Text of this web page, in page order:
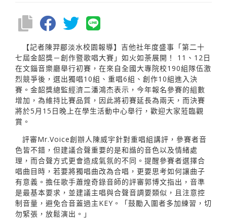
【記者陳羿郿淡水校園報導】吉他社年度盛事「第二十
七屆金韶獎－創作暨歌唱大賽」如火如荼展開！ 11、12日
在文錙音樂廳舉行初賽，在來自全國大專院校190組隊伍激
烈競爭後，選出獨唱10組、重唱6組、創作10組進入決
賽。金韶獎總監經濟二潘鴻杰表示，今年報名參賽的組數
增加，為維持比賽品質，因此將初賽延長為兩天，而決賽
將於5月15日晚上在學生活動中心舉行，歡迎大家蒞臨觀
賞。
評審Mr.Voice創辦人陳威宇針對重唱組講評，參賽者音
色皆不錯，但建議合聲重要的是和諧的音色以及情緒處
理，而合聲方式更會造成氣氛的不同。提醒參賽者選擇合
唱曲目時，若要將獨唱曲改為合唱，更要思考如何讓曲子
有意義。擔任歌手蕭煌奇錄音師的評審郭博文指出，音準
是最基本要求，並建議主唱與合聲音調要類似，且注意控
制音量，避免合音蓋過主KEY。「鼓勵入圍者多加練習，切
勿緊張，放鬆演出。」